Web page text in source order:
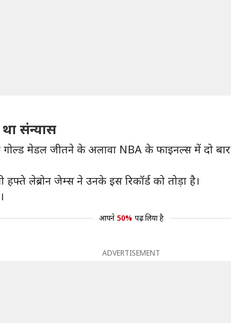
संन्यास
मेडल जीतने के अलावा NBA के फाइनल्स में दो
लेब्रोन जेम्स ने उनके इस रिकॉर्ड को तोड़ा है।
आपने 50% पढ़ लिया है
ADVERTISEMENT